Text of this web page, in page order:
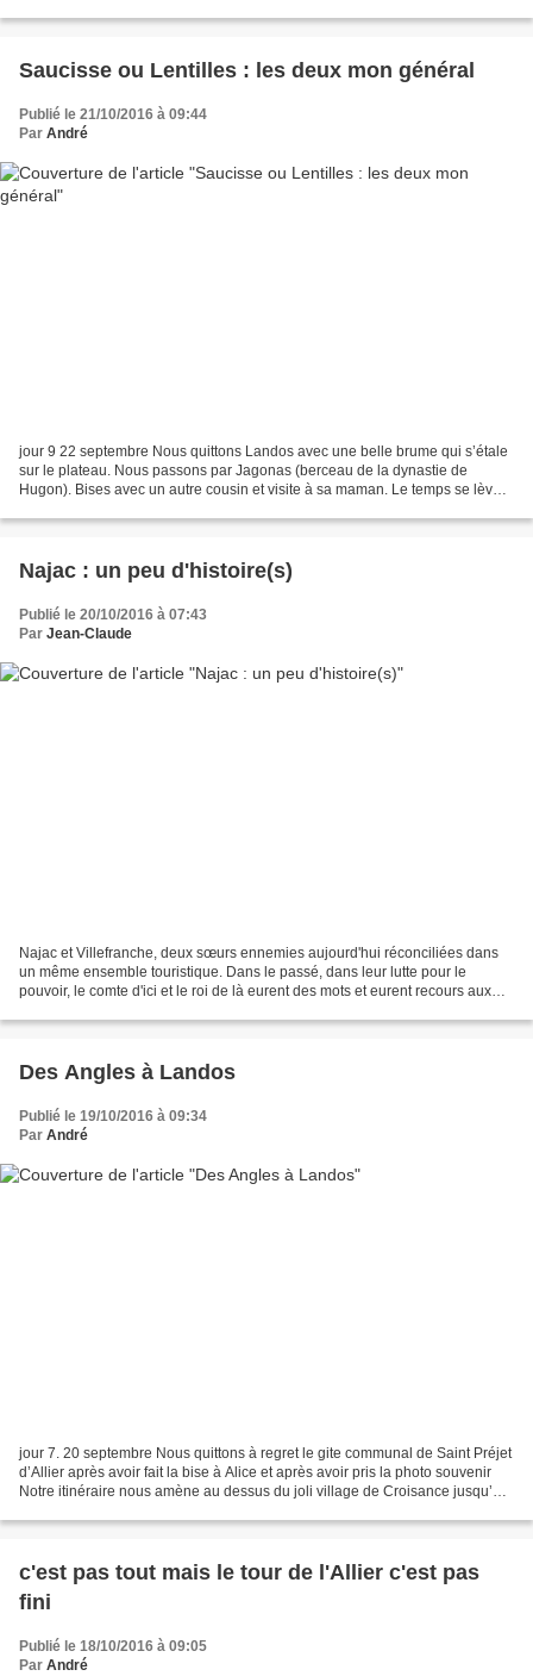
Saucisse ou Lentilles : les deux mon général
Publié le 21/10/2016 à 09:44
Par André
jour 9 22 septembre Nous quittons Landos avec une belle brume qui s’étale
sur le plateau. Nous passons par Jagonas (berceau de la dynastie de
Hugon). Bises avec un autre cousin et visite à sa maman. Le temps se lève,
Najac : un peu d'histoire(s)
Publié le 20/10/2016 à 07:43
Par Jean-Claude
Najac et Villefranche, deux sœurs ennemies aujourd'hui réconciliées dans
un même ensemble touristique. Dans le passé, dans leur lutte pour le
pouvoir, le comte d'ici et le roi de là eurent des mots et eurent recours aux
Des Angles à Landos
Publié le 19/10/2016 à 09:34
Par André
jour 7. 20 septembre Nous quittons à regret le gite communal de Saint Préjet
d’Allier après avoir fait la bise à Alice et après avoir pris la photo souvenir
Notre itinéraire nous amène au dessus du joli village de Croisance jusqu’au
c'est pas tout mais le tour de l'Allier c'est pas
fini
Publié le 18/10/2016 à 09:05
Par André